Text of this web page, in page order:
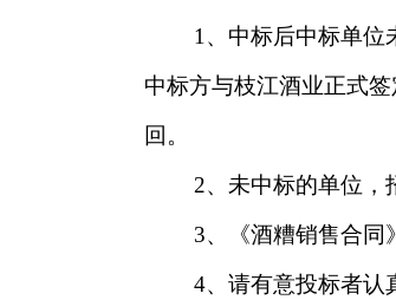
1 、中标后中标单位
中标方与枝江酒业正式签
回。
2、未中标的单位，
3、 《酒糟销售合同》
4、请有意投标者认